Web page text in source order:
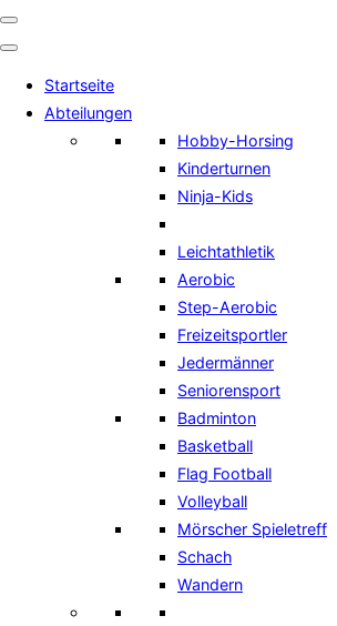
Navigation
umschalten
Startseite
Abteilungen
Hobby-Horsing
Kinderturnen
Ninja-Kids
Leichtathletik
Aerobic
Step-Aerobic
Freizeitsportler
Jedermänner
Seniorensport
Badminton
Basketball
Flag Football
Volleyball
Mörscher Spieletreff
Schach
Wandern